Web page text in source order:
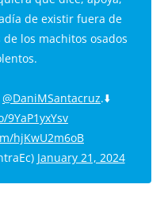
de existir fuera de
los machitos osados
@DaniMSantacruz.⬇️
hjKwU2m6oB
January 21, 2024